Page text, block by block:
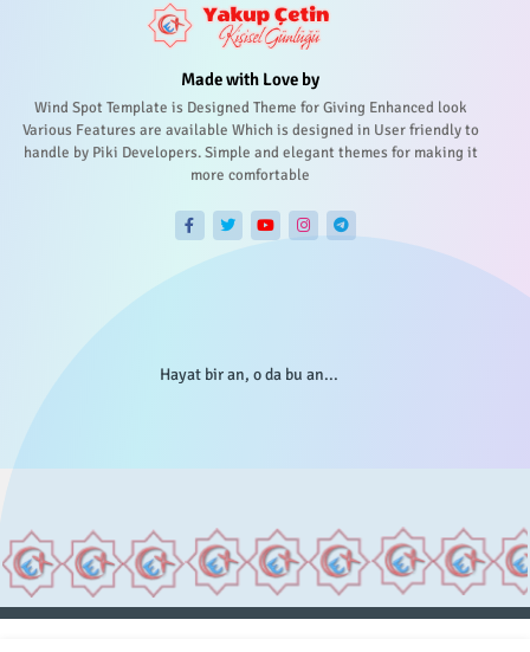
Made with Love by
Wind Spot Template is Designed Theme for Giving Enhanced look
Various Features are available Which is designed in User friendly to
handle by Piki Developers. Simple and elegant themes for making it
more comfortable
Hayat bir an, o da bu an...